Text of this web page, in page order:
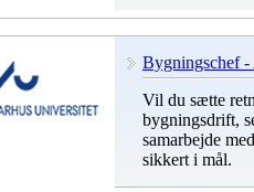
Bygningschef -
Vil du sætte
bygningsdrift,
samarbejde
sikkert i mål.